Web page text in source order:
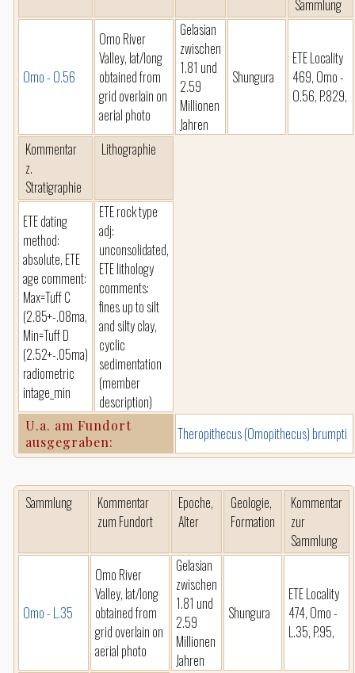
Sammlung
Omo - O.56
Omo River
Valley, lat/long
obtained from
grid overlain on
aerial photo
Gelasian
zwischen
1.81 und
2.59
Millionen
Jahren
Shungura
ETE Locality
469, Omo -
O.56, P.829,
Kommentar
z.
Stratigraphie
Lithographie
ETE dating
method:
absolute, ETE
age comment:
Max=Tuff C
(2.85+-.08ma,
Min=Tuff D
(2.52+-.05ma)
radiometric
intage_min
ETE rock type
adj:
unconsolidated,
ETE lithology
comments:
fines up to silt
and silty clay,
cyclic
sedimentation
(member
description)
U.a. am Fundort
ausgegraben:
Theropithecus (Omopithecus) brumpti
Sammlung
Kommentar
zum Fundort
Epoche,
Alter
Geologie,
Formation
Kommentar
zur
Sammlung
Omo - L.35
Omo River
Valley, lat/long
obtained from
grid overlain on
aerial photo
Gelasian
zwischen
1.81 und
2.59
Millionen
Jahren
Shungura
ETE Locality
474, Omo -
L.35, P.95,